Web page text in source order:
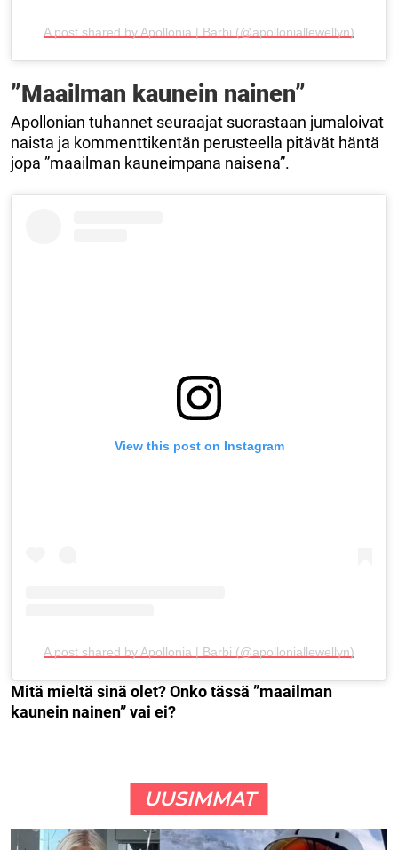
A post shared by Apollonia | Barbi (@apolloniallewellyn)
”Maailman kaunein nainen”
Apollonian tuhannet seuraajat suorastaan jumaloivat
naista ja kommenttikentän perusteella pitävät häntä
jopa ”maailman kauneimpana naisena”.
View this post on Instagram
A post shared by Apollonia | Barbi (@apolloniallewellyn)
Mitä mieltä sinä olet? Onko tässä ”maailman
kaunein nainen” vai ei?
UUSIMMAT